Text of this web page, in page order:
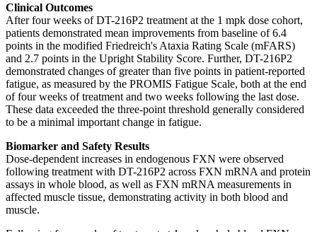
Clinical Outcomes
After four weeks of DT-216P2 treatment at the 1 mpk dose cohort,
patients demonstrated mean improvements from baseline of 6.4
points in the modified Friedreich's Ataxia Rating Scale (mFARS)
and 2.7 points in the Upright Stability Score. Further, DT-216P2
demonstrated changes of greater than five points in patient-reported
fatigue, as measured by the PROMIS Fatigue Scale, both at the end
of four weeks of treatment and two weeks following the last dose.
These data exceeded the three-point threshold generally considered
to be a minimal important change in fatigue.
Biomarker and Safety Results
Dose-dependent increases in endogenous FXN were observed
following treatment with DT-216P2 across FXN mRNA and protein
assays in whole blood, as well as FXN mRNA measurements in
affected muscle tissue, demonstrating activity in both blood and
muscle.